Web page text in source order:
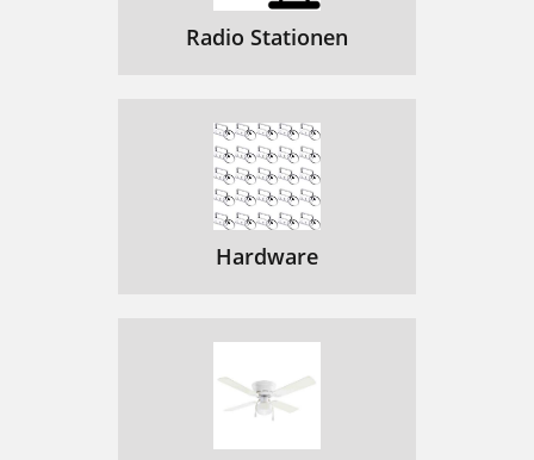
Radio Stationen
Hardware